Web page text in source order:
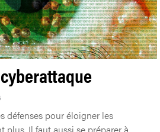
défenses pour éloigner les